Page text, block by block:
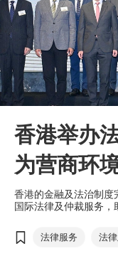
香港举办
为营商环
香港的金融及法治制度
国际法律及仲裁服务，
法律服务 法